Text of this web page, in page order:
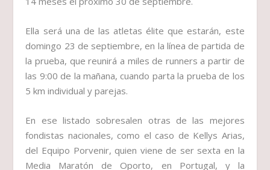
Ella será una de las atletas élite que estarán, este
domingo 23 de septiembre, en la línea de partida de
la prueba, que reunirá a miles de runners a partir de
las 9:00 de la mañana, cuando parta la prueba de los
5 km individual y parejas.
En ese listado sobresalen otras de las mejores
fondistas nacionales, como el caso de Kellys Arias,
del Equipo Porvenir, quien viene de ser sexta en la
Media Maratón de Oporto, en Portugal, y la